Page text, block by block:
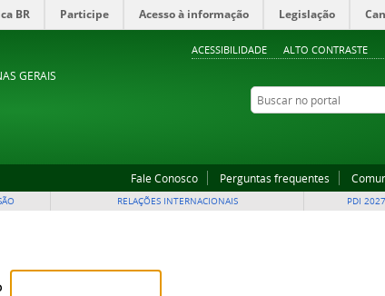
ACESSIBILIDADE ALTO CONTRASTE
BR Participe Acesso à informação Legislação
GERAIS
Buscar no portal
Fale Conosco Perguntas frequentes
RELAÇÕES INTERNACIONAIS PDI